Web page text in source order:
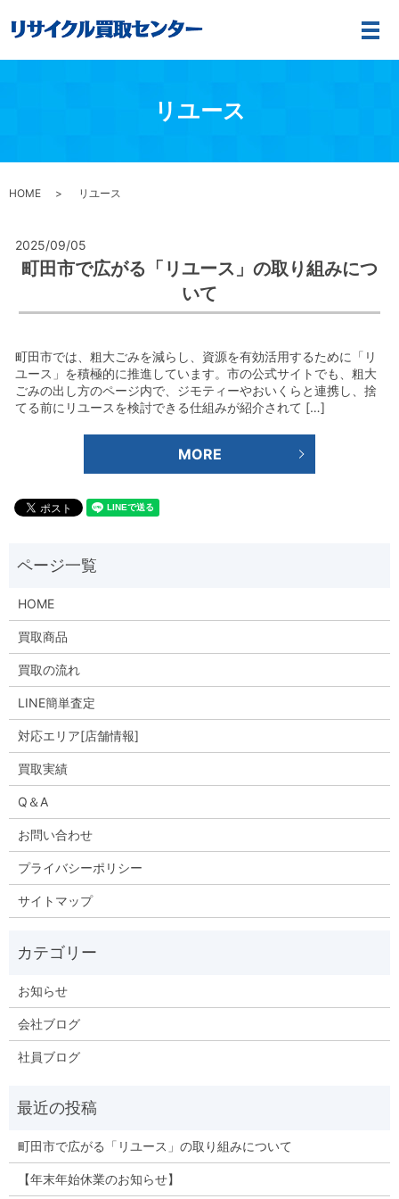
メ
リユース
HOME リユース
2025/09/05
町田市で広がる「リユース」の取り組みにつ
いて
町田市では、粗大ごみを減らし、資源を有効活用するために「リ
ユース」を積極的に推進しています。市の公式サイトでも、粗大
ごみの出し方のページ内で、ジモティーやおいくらと連携し、捨
てる前にリユースを検討できる仕組みが紹介されて […]
MORE
HOME
買取商品
買取の流れ
LINE簡単査定
対応エリア[店舗情報]
買取実績
Q＆A
お問い合わせ
プライバシーポリシー
サイトマップ
お知らせ
会社ブログ
社員ブログ
町田市で広がる「リユース」の取り組みについて
【年末年始休業のお知らせ】